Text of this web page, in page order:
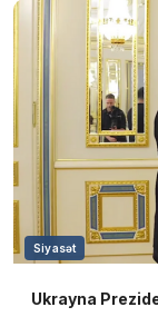
Siyasət
Ukrayna